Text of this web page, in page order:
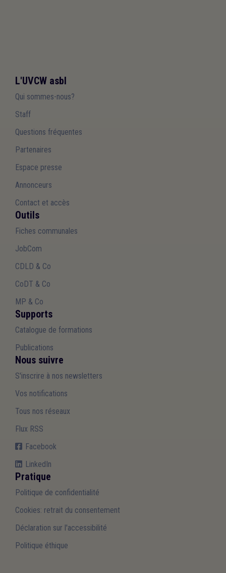
L'UVCW asbl
Qui sommes-nous?
Staff
Questions fréquentes
Partenaires
Espace presse
Annonceurs
Contact et accès
Outils
Fiches communales
JobCom
CDLD & Co
CoDT & Co
MP & Co
Supports
Catalogue de formations
Publications
Nous suivre
S'inscrire à nos newsletters
Vos notifications
Tous nos réseaux
Flux RSS
Facebook
LinkedIn
Pratique
Politique de confidentialité
Cookies: retrait du consentement
Déclaration sur l'accessibilité
Politique éthique